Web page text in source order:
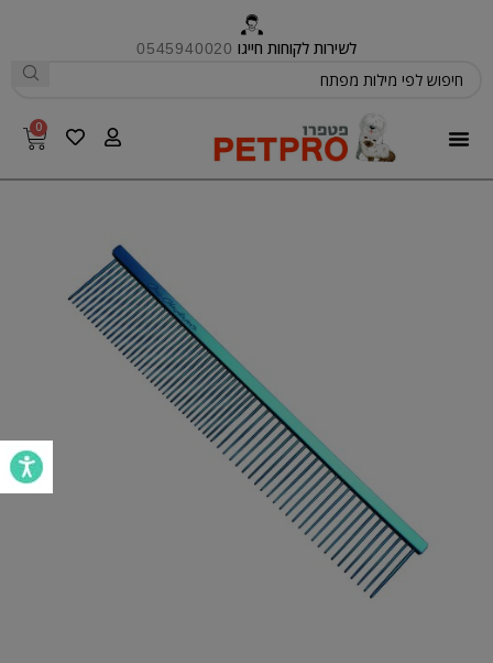
לשירות לקוחות חייגו 0545940020
0